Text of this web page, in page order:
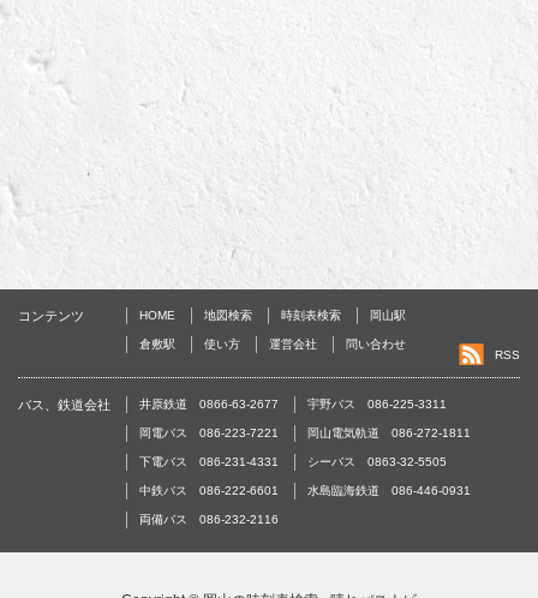
コンテンツ HOME 地図検索 時刻表検索 岡山駅
倉敷駅 使い方 運営会社
問い合わせ
RSS
バス、鉄道会社 井原鉄道 0866-63-2677 宇野バス 086-225-3311
岡電バス 086-223-7221 岡山電気軌道 086-272-1811
下電バス 086-231-4331 シーバス 0863-32-5505
中鉄バス 086-222-6601 水島臨海鉄道 086-446-0931
両備バス 086-232-2116